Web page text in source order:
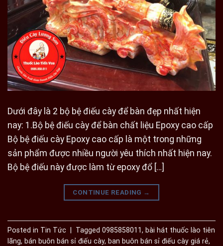
Dưới đây là 2 bộ bệ điếu cày để bàn đẹp nhất hiện
nay: 1.Bộ bệ điếu cày để bàn chất liệu Epoxy cao cấp
Bộ bệ điếu cày Epoxy cao cấp là một trong những
sản phẩm được nhiều người yêu thích nhất hiện nay.
Bộ bệ điếu này được làm từ epoxy đổ […]
CONTINUE READING →
Posted in Tin Tức Tagged 0985858011, bài hát thuốc lào tiên
lãng, bán buôn bán sỉ điếu cày, ban buôn bán sỉ điếu cày giá rẻ,